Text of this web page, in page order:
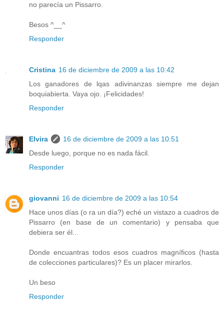
no parecía un Pissarro.
Besos ^__^
Responder
Cristina 16 de diciembre de 2009 a las 10:42
Los ganadores de lqas adivinanzas siempre me dejan
boquiabierta. Vaya ojo. ¡Felicidades!
Responder
Elvira
16 de diciembre de 2009 a las 10:51
Desde luego, porque no es nada fácil.
Responder
giovanni 16 de diciembre de 2009 a las 10:54
Hace unos días (o ra un día?) eché un vistazo a cuadros de
Pissarro (en base de un comentario) y pensaba que
debiera ser él...
Donde encuantras todos esos cuadros magníficos (hasta
de colecciones particulares)? Es un placer mirarlos.
Un beso
Responder